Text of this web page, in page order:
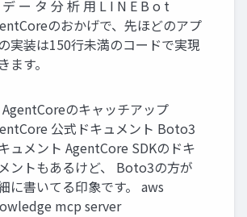
ー タ 分 析 用 L I N E B o t
のおかげで、先ほどのアプ
実装は150行未満のコードで実現
ます。
のキャッチアップ
公式ドキュメント Boto3
ュメント AgentCore SDKのドキ
ントもあるけど、 Boto3の方が
に書いてる印象です。 aws
mcp server